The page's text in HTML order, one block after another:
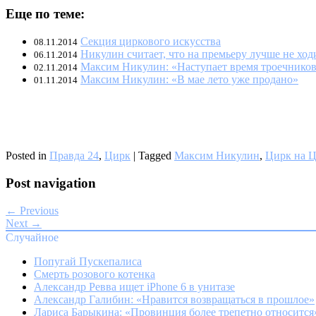
Еще по теме:
08.11.2014 Секция циркового искусства
06.11.2014 Никулин считает, что на премьеру лучше не
02.11.2014 Максим Никулин: «Наступает время
01.11.2014 Максим Никулин: «В мае лето уже продано»
Posted in Правда 24, Цирк | Tagged Максим Никулин, Цирк на
Post navigation
← Previous
Next →
Случайное
Попугай Пускепалиса
Смерть розового котенка
Александр Ревва ищет iPhone 6 в унитазе
Александр Галибин: «Нравится возвращаться в прошлое»
Лариса Барыкина: «Провинция более трепетно